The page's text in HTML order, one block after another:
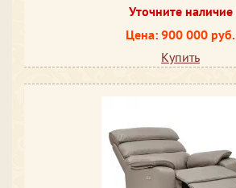
Уточните наличие
Цена: 900 000 руб.
Купить